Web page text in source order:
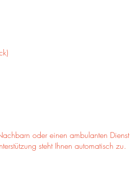
oder einen ambulanten Dienst
steht Ihnen automatisch zu.